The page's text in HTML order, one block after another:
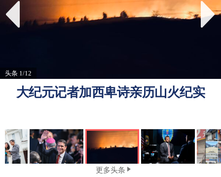
新
网
头条 1/12
大纪元记者加西卑诗亲历山火纪实
更多头条